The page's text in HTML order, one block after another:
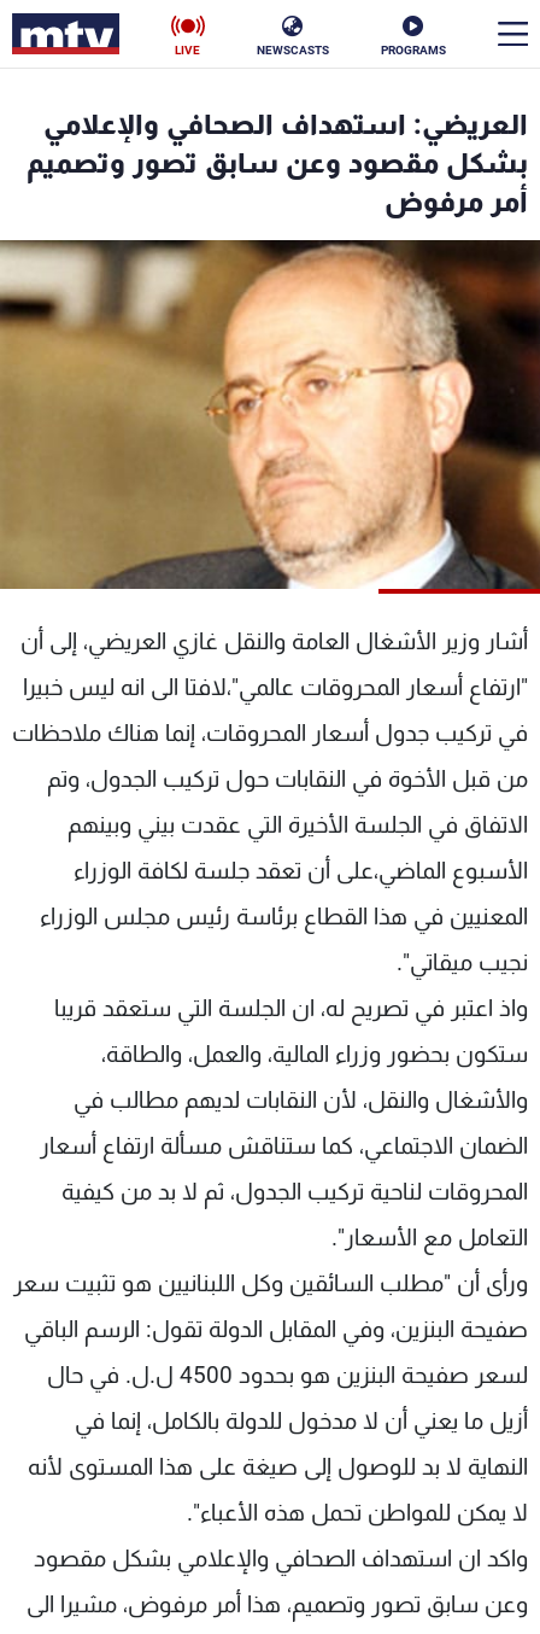
PROGRAMS
NEWSCASTS
LIVE
العريضي: استهداف الصحافي والإعلامي
بشكل مقصود وعن سابق تصور وتصميم
أمر مرفوض
أشار وزير الأشغال العامة والنقل غازي العريضي، إلى أن
"ارتفاع أسعار المحروقات عالمي"،لافتا الى انه ليس خبيرا
في تركيب جدول أسعار المحروقات، إنما هناك ملاحظات
من قبل الأخوة في النقابات حول تركيب الجدول، وتم
الاتفاق في الجلسة الأخيرة التي عقدت بيني وبينهم
الأسبوع الماضي،على أن تعقد جلسة لكافة الوزراء
المعنيين في هذا القطاع برئاسة رئيس مجلس الوزراء
نجيب ميقاتي".
واذ اعتبر في تصريح له، ان الجلسة التي ستعقد قريبا
ستكون بحضور وزراء المالية، والعمل، والطاقة،
والأشغال والنقل، لأن النقابات لديهم مطالب في
الضمان الاجتماعي، كما ستناقش مسألة ارتفاع أسعار
المحروقات لناحية تركيب الجدول، ثم لا بد من كيفية
التعامل مع الأسعار".
ورأى أن "مطلب السائقين وكل اللبنانيين هو تثبيت سعر
صفيحة البنزين، وفي المقابل الدولة تقول: الرسم الباقي
لسعر صفيحة البنزين هو بحدود 4500 ل.ل. في حال
أزيل ما يعني أن لا مدخول للدولة بالكامل، إنما في
النهاية لا بد للوصول إلى صيغة على هذا المستوى لأنه
لا يمكن للمواطن تحمل هذه الأعباء".
واكد ان استهداف الصحافي والإعلامي بشكل مقصود
وعن سابق تصور وتصميم، هذا أمر مرفوض، مشيرا الى
الأخبار
سياسة
إقتصاد فن
منوعات رياضة
كأس العالم
جدول البرامج
شاهد البرامج
الترددات
عن MTV
الإنـتـاج
لاعلاناتكم
وظائف
تواصل معنا
شروط الإسـتخدام
سياسة الخصوصية